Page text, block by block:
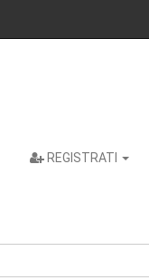
REGISTRATI